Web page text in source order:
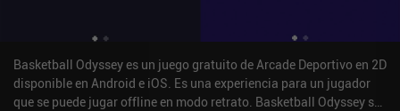
Basketball Odyssey es un juego gratuito de Arcade Deportivo en 2D
disponible en Android e iOS. Es una experiencia para un jugador
que se puede jugar offline en modo retrato. Basketball Odyssey se